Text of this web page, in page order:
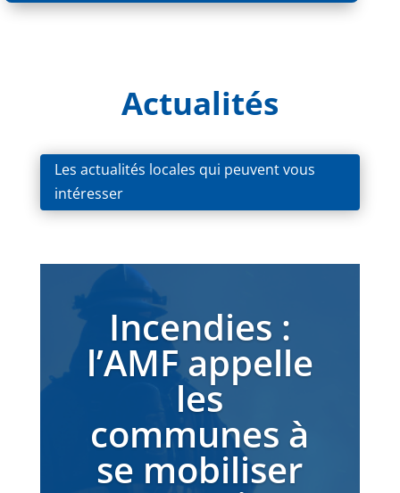
Actualités
Les actualités locales qui peuvent vous
intéresser
Incendies :
l’AMF appelle
les
communes à
se mobiliser